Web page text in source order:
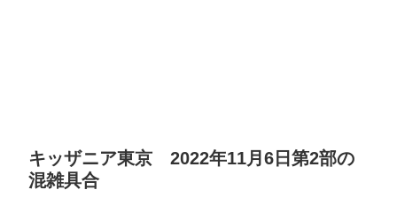
キッザニア東京 2022年11月6日第2部の
混雑具合